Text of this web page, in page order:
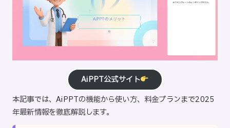
AiPPT公式サイト
本記事では、AiPPTの機能から使い方、料金プランまで2025
年最新情報を徹底解説します。